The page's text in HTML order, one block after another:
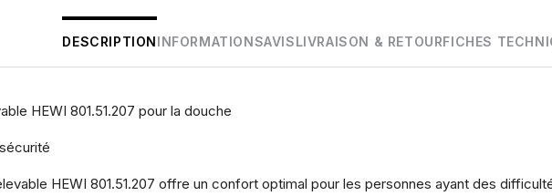
DESCRIPTIONINFORMATIONSAVISLIVRAISON & RETOURFICHES
HEWI 801.51.207 pour la douche
HEWI 801.51.207 offre un confort optimal pour les personnes ayant des